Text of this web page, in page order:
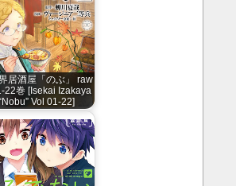
居酒屋「のぶ」 raw
22巻 [Isekai Izakaya
Vol 01-22]